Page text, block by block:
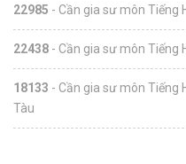
22985 - Cần gia sư môn Tiếng
22438 - Cần gia sư môn Tiếng
18133 - Cần gia sư môn Tiếng
Tàu